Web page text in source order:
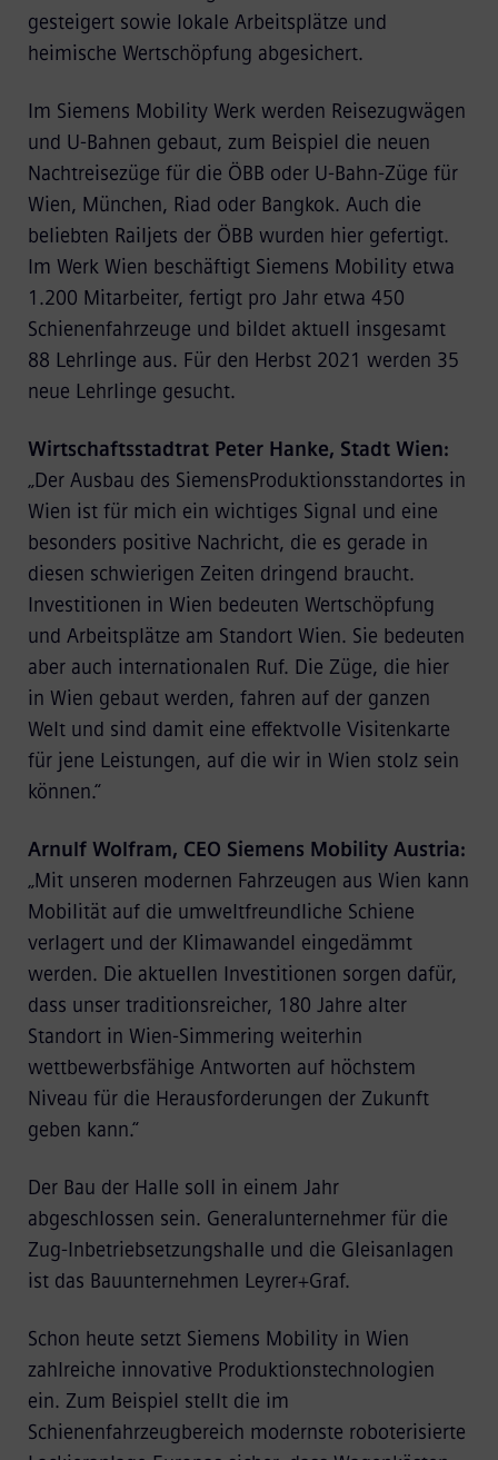
gesteigert sowie lokale Arbeitsplätze und
heimische Wertschöpfung abgesichert.
Im Siemens Mobility Werk werden Reisezugwägen
und U-Bahnen gebaut, zum Beispiel die neuen
Nachtreisezüge für die ÖBB oder U-Bahn-Züge für
Wien, München, Riad oder Bangkok. Auch die
beliebten Railjets der ÖBB wurden hier gefertigt.
Im Werk Wien beschäftigt Siemens Mobility etwa
1.200 Mitarbeiter, fertigt pro Jahr etwa 450
Schienenfahrzeuge und bildet aktuell insgesamt
88 Lehrlinge aus. Für den Herbst 2021 werden 35
neue Lehrlinge gesucht.
Wirtschaftsstadtrat Peter Hanke, Stadt Wien:
„Der Ausbau des SiemensProduktionsstandortes in
Wien ist für mich ein wichtiges Signal und eine
besonders positive Nachricht, die es gerade in
diesen schwierigen Zeiten dringend braucht.
Investitionen in Wien bedeuten Wertschöpfung
und Arbeitsplätze am Standort Wien. Sie bedeuten
aber auch internationalen Ruf. Die Züge, die hier
in Wien gebaut werden, fahren auf der ganzen
Welt und sind damit eine effektvolle Visitenkarte
für jene Leistungen, auf die wir in Wien stolz sein
können.“
Arnulf Wolfram, CEO Siemens Mobility Austria:
„Mit unseren modernen Fahrzeugen aus Wien kann
Mobilität auf die umweltfreundliche Schiene
verlagert und der Klimawandel eingedämmt
werden. Die aktuellen Investitionen sorgen dafür,
dass unser traditionsreicher, 180 Jahre alter
Standort in Wien-Simmering weiterhin
wettbewerbsfähige Antworten auf höchstem
Niveau für die Herausforderungen der Zukunft
geben kann.“
Der Bau der Halle soll in einem Jahr
abgeschlossen sein. Generalunternehmer für die
Zug-Inbetriebsetzungshalle und die Gleisanlagen
ist das Bauunternehmen Leyrer+Graf.
Schon heute setzt Siemens Mobility in Wien
zahlreiche innovative Produktionstechnologien
ein. Zum Beispiel stellt die im
Schienenfahrzeugbereich modernste roboterisierte